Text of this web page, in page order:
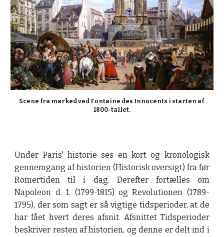
Scene fra marked ved Fontaine des Innocents i starten af
1800-tallet.
Under Paris' historie ses en kort og kronologisk
gennemgang af historien (Historisk oversigt) fra før
Romertiden til i dag. Derefter fortælles om
Napoleon d. 1. (1799-1815) og Revolutionen (1789-
1795), der som sagt er så vigtige tidsperioder, at de
har fået hvert deres afsnit. Afsnittet Tidsperioder
beskriver resten af historien, og denne er delt ind i